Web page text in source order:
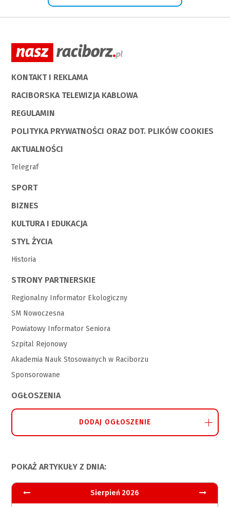
KONTAKT I REKLAMA
RACIBORSKA TELEWIZJA KABLOWA
REGULAMIN
POLITYKA PRYWATNOŚCI ORAZ DOT. PLIKÓW COOKIES
AKTUALNOŚCI
Telegraf
SPORT
BIZNES
KULTURA I EDUKACJA
STYL ŻYCIA
Historia
STRONY PARTNERSKIE
Regionalny Informator Ekologiczny
SM Nowoczesna
Powiatowy Informator Seniora
Szpital Rejonowy
Akademia Nauk Stosowanych w Raciborzu
Sponsorowane
OGŁOSZENIA
DODAJ OGŁOSZENIE
POKAŻ ARTYKUŁY Z DNIA:
Sierpień 2026